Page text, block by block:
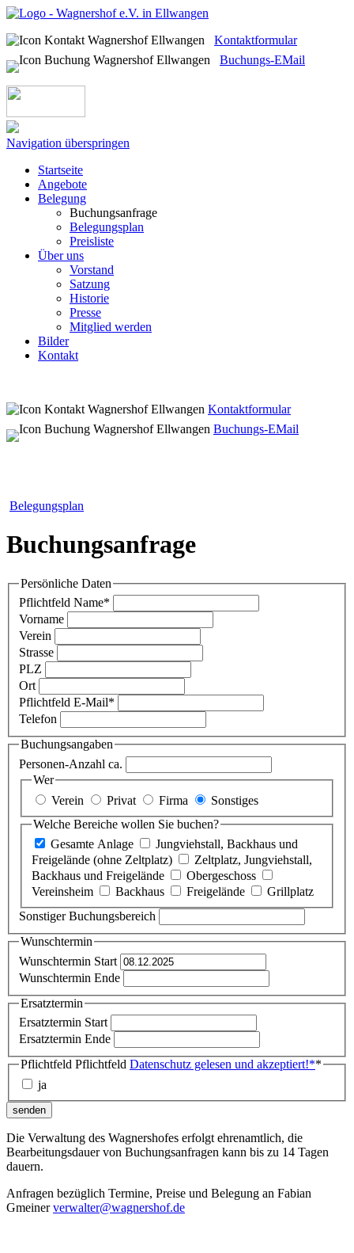
Kontaktformular
Buchungs-EMail
Navigation überspringen
Startseite
Angebote
Belegung
Buchungsanfrage
Belegungsplan
Preisliste
Über uns
Vorstand
Satzung
Historie
Presse
Mitglied werden
Bilder
Kontakt
Kontaktformular
Buchungs-EMail
Belegungsplan
Buchungsanfrage
Persönliche Daten
Pflichtfeld Name*
Vorname
Verein
Strasse
PLZ
Ort
Pflichtfeld E-Mail*
Telefon
Buchungsangaben
Personen-Anzahl ca.
Wer
Verein
Privat Firma
Sonstiges
Welche Bereiche wollen Sie buchen?
Gesamte Anlage
Jungviehstall, Backhaus und
Freigelände (ohne Zeltplatz)
Zeltplatz, Jungviehstall,
Backhaus und Freigelände
Obergeschoss
Vereinsheim
Backhaus Freigelände
Grillplatz
Sonstiger Buchungsbereich
Wunschtermin
Wunschtermin Start
Wunschtermin Ende
Ersatztermin
Ersatztermin Start
Ersatztermin Ende
Pflichtfeld Pflichtfeld Datenschutz gelesen und akzeptiert!**
ja
senden
Die Verwaltung des Wagnershofes erfolgt ehrenamtlich, die
Bearbeitungsdauer von Buchungsanfragen kann bis zu 14 Tagen
dauern.
Anfragen bezüglich Termine, Preise und Belegung an Fabian
Gmeinerverwalter@wagnershof.de